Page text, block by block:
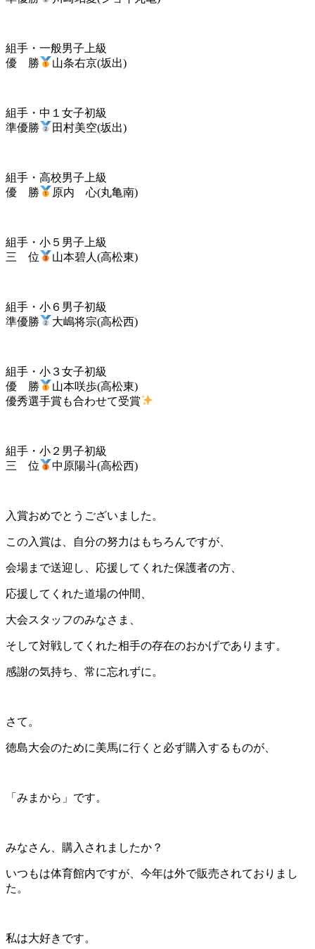
組手・一般男子上級
優 勝
山条右京(坂出)
組手・中１女子初級
準優勝
田村美空(坂出)
組手・高校男子上級
優 勝
原内 心(丸亀南)
組手・小５男子上級
三 位
山本碧人(高松東)
組手・小６男子初級
準優勝
大嶋将宗(高松西)
組手・小３女子初級
優 勝
山本咲歩(高松東)
優秀選手賞も合わせて受賞
組手・小２男子初級
三 位
中原陽斗(高松西)
入賞おめでとうございました。
この入賞は、自分の努力はもちろんですが、
会場まで送迎し、応援してくれた保護者の方、
応援してくれた道場の仲間、
大会スタッフのみなさま、
そして対戦してくれた相手の存在のおかげであります。
感謝の気持ち、常に忘れずに。
さて。
徳島大会のために美馬に行くと必ず購入するものが、
「みまから」です。
みなさん、購入されましたか？
いつもは体育館内ですが、今年は外で販売されておりまし
た。
私は大好きです。